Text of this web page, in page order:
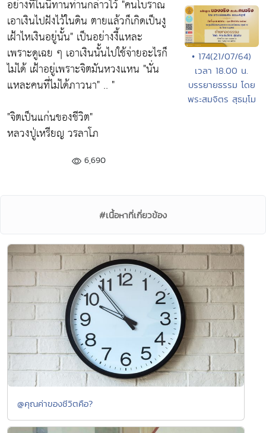
อย่างที่ในนิทานท่านกล่าวไว้"คนโบราณ
เอาเงินไปฝังไว้ในดิน ตายแล้วก็เกิดเป็นงู
เฝ้าไหเงินอยู่นั้น" เป็นอย่างงี้แหละ
เพราะดูเฉย ๆ เอาเงินนั้นไปใช้จ่ายอะไรก็
ไม่ได้ เฝ้าอยู่เพราะจิตมันหวงแหน "นั่น
แหละคนที่ไม่ได้ภาวนา" .. "
"จิตเป็นแก่นของชีวิต"
หลวงปู่เหรียญ วรลาโภ
6,690
• 174(21/07/64)
เวลา 18.00 น.
บรรยายธรรม โดย
พระสมจิตร สุธมฺโม
#เนื้อหาที่เกี่ยวข้อง
@คุณค่าของชีวิตคือ?